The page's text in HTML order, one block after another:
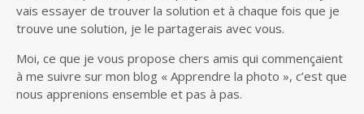
vais essayer de trouver la solution et à chaque fois que je
trouve une solution, je le partagerais avec vous.
Moi, ce que je vous propose chers amis qui commençaient
à me suivre sur mon blog « Apprendre la photo », c’est que
nous apprenions ensemble et pas à pas.